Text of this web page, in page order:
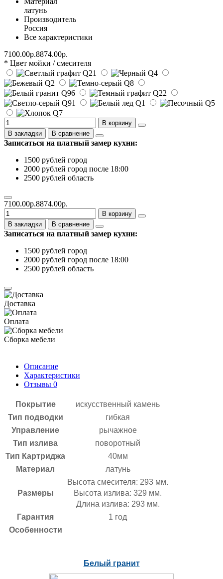
латунь
Производитель
Россия
Все характеристики
7100.00р.8874.00р.
* Цвет мойки / смесителя
В корзину
В закладки
В сравнение
Записаться на платный замер кухни:
1500 рублей город
2000 рублей город после 18:00
2500 рублей область
7100.00р.8874.00р.
В корзину
В закладки
В сравнение
Записаться на платный замер кухни:
1500 рублей город
2000 рублей город после 18:00
2500 рублей область
Доставка
Оплата
Сборка мебели
Описание
Характеристики
Отзывы 0
Покрытие
искусственный камень
Тип подводки
гибкая
Управление
рычажное
Тип излива
поворотный
Тип Картриджа
40мм
Материал
латунь
Размеры
Высота смесителя: 293 мм.
Высота излива: 329 мм.
Длина излива: 293 мм.
Гарантия
1 год
Особенности
Белый гранит